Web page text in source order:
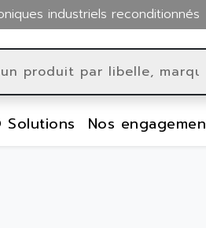
industriels reconditionnés
Solutions Nos